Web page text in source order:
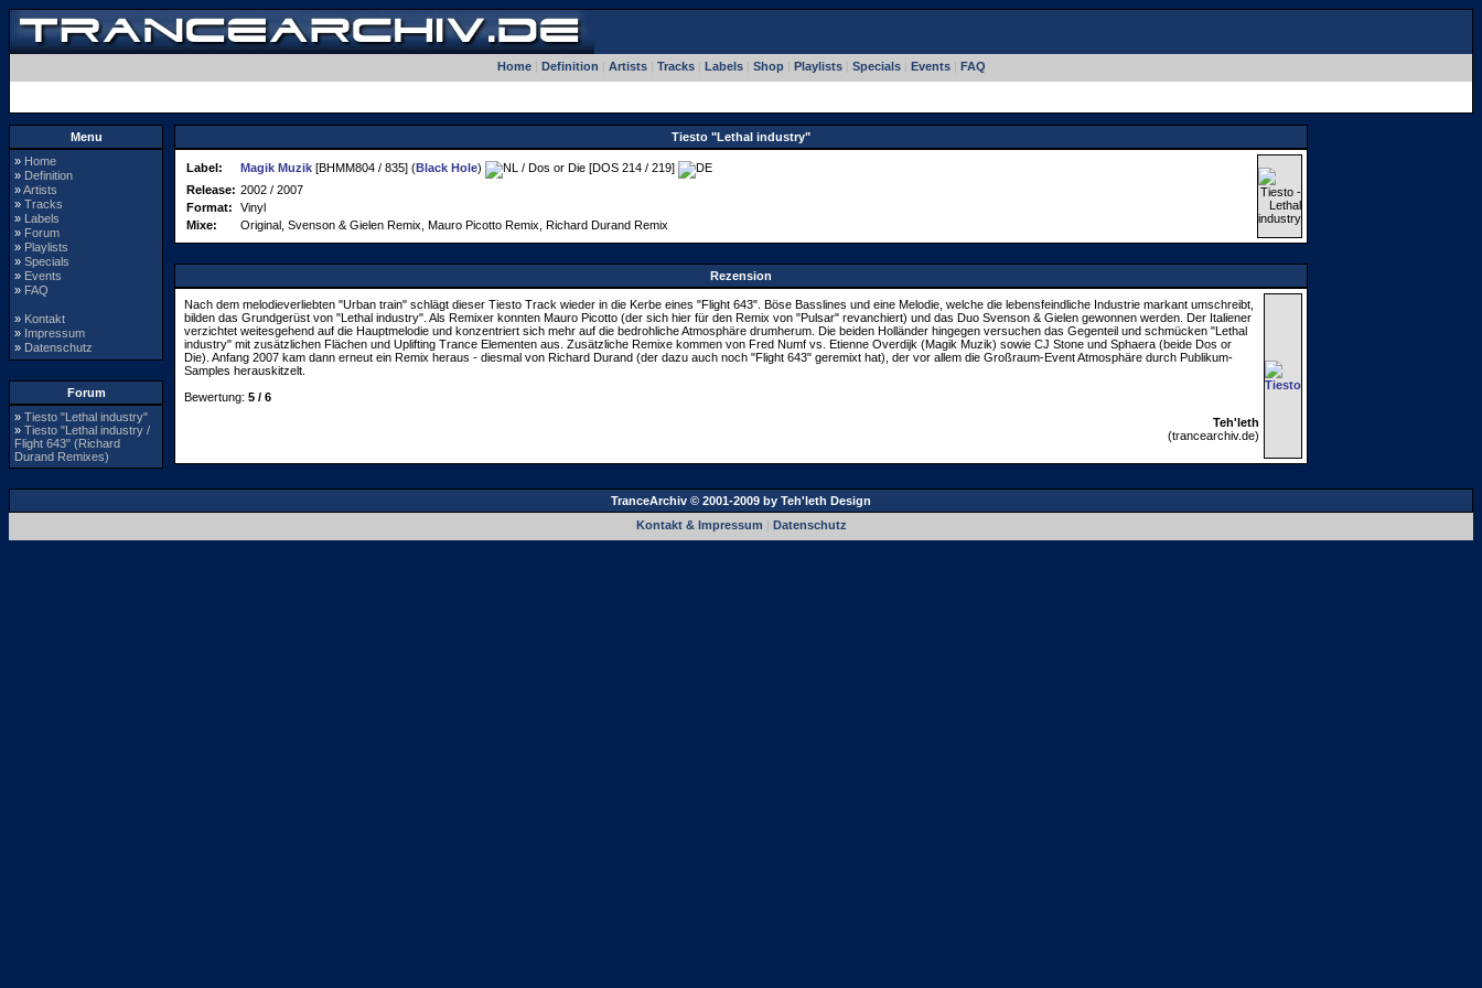
Home| Definition Artists| Tracks| Labels| Shop| Playlists| Specials| Events| FAQ
Menu
» Home
» Definition
»Artists
» Tracks
» Labels
» Forum
» Playlists
» Specials
» Events
» FAQ
» Kontakt
» Impressum
» Datenschutz
Forum
» Tiesto "Lethal industry"
» Tiesto "Lethal industry /
Flight 643" (Richard
Durand Remixes)
Tiesto "Lethal industry"
Label: Magik Muzik [BHMM804 / 835] (Black Hole)
/ Dos or Die [DOS 214 / 219]
Release: 2002 / 2007
Format:
Vinyl
Mixe:
Original, Svenson & Gielen Remix, Mauro Picotto Remix, Richard Durand Remix
Rezension
Nach dem melodieverliebten "Urban train" schlägt dieser Tiesto Track wieder in die Kerbe eines "Flight 643". Böse Basslines und eine Melodie, welche die lebensfeindliche Industrie markant umschreibt,
bilden das Grundgerüst von "Lethal industry". Als Remixer konnten Mauro Picotto (der sich hier für den Remix von "Pulsar" revanchiert) und das Duo Svenson & Gielen gewonnen werden. Der Italiener
verzichtet weitesgehend auf die Hauptmelodie und konzentriert sich mehr auf die bedrohliche Atmosphäre drumherum. Die beiden Holländer hingegen versuchen das Gegenteil und schmücken "Lethal
industry" mit zusätzlichen Flächen und Uplifting Trance Elementen aus. Zusätzliche Remixe kommen von Fred Numf vs. Etienne Overdijk (Magik Muzik) sowie CJ Stone und Sphaera (beide Dos or
Die). Anfang 2007 kam dann erneut ein Remix heraus - diesmal von Richard Durand (der dazu auch noch "Flight 643" geremixt hat), der vor allem die Großraum-Event Atmosphäre durch Publikum-
Samples herauskitzelt.
Bewertung: 5 / 6
Teh'leth
(trancearchiv.de)
TranceArchiv © 2001-2009 by Teh'leth Design
Kontakt & Impressum
Datenschutz